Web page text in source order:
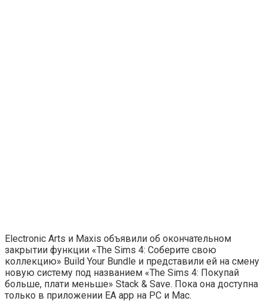
Electronic Arts и Maxis объявили об окончательном
закрытии функции «The Sims 4: Соберите свою
коллекцию» Build Your Bundle и представили ей на смену
новую систему под названием «The Sims 4: Покупай
больше, плати меньше» Stack & Save. Пока она доступна
только в приложении EA app на РС и Mac.